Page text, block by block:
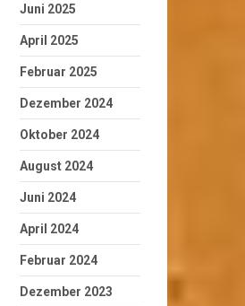
Juni 2025
April 2025
Februar 2025
Dezember 2024
Oktober 2024
August 2024
Juni 2024
April 2024
Februar 2024
Dezember 2023